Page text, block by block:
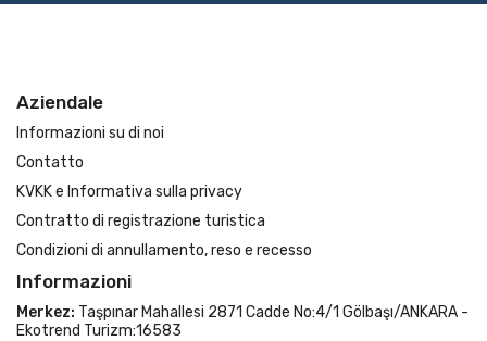
Aziendale
Informazioni su di noi
Contatto
KVKK e Informativa sulla privacy
Contratto di registrazione turistica
Condizioni di annullamento, reso e recesso
Informazioni
Merkez: Taşpınar Mahallesi 2871 Cadde No:4/1 Gölbaşı/ANKARA -
Ekotrend Turizm:16583